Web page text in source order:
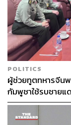
POLITICS
ผู้ช่วยทูตทหารจีน
กัมพูชาใช้รบชายแ
สันติวิธี